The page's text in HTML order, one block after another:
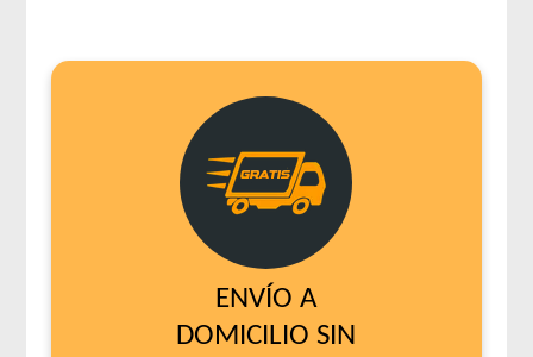
ENVÍO A
DOMICILIO SIN